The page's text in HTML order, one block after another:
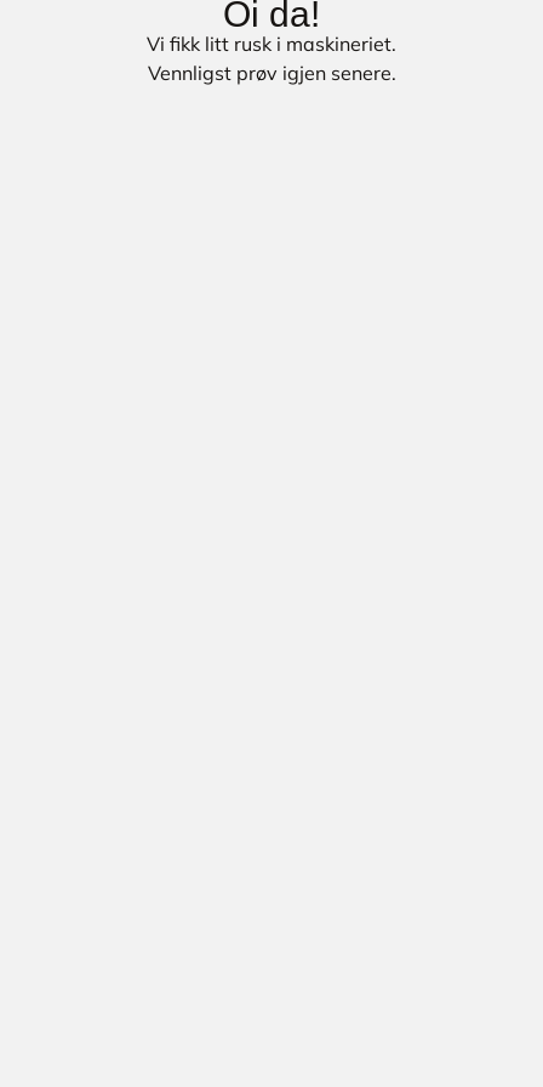
Oi da!
Vi fikk litt rusk i maskineriet.
Vennligst prøv igjen senere.